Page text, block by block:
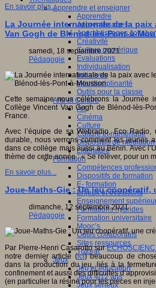
Apprendre et enseigner
Apprendre
Apprentissages
Apprentissages
Créativité
Culture numérique
Evaluations
Individualisation
Initiatives
Interdisciplinarité
Outils pour la classe
Arts et Culture
Art
Cinéma
Culture
Culture et numérique
Dispositifs de médiation
Littérature
Formation
Compétences
Dispositifs de formation
E- formation
Enjeux et évolutions
Enseignement
Formations hybrides
Formation universitaire
Mooc’s
Outils collaboratifs
Sites ressources
Tutorat
Jeux
Jeu et éducation
Jeux 4/12 ans
Jeux sérieux
En savoir plus...
La Journée internationale de la paix
Van Gogh de Blénod-lès-Pont-à-
samedi, 18 septembre 2021
Pédagogie
Cette semaine nous célébrons la Journée
Collège Vincent Van Gogh de Blénod-lès-
France.
Avec l’équipe de sa Webradio, Eco
durable, nous verrons comment les jeunes
dans ce collège mais aussi au Bénin. Avec
thème de cette année : « Se relever, pour un
En savoir plus...
Joue-Maths-Gie : Un jeu coopératif,
dimanche, 12 septembre 2021
Pédagogie
Par Pierre-Henri Casarotto sur
notre dernier article (ici) beaucoup de
dans la production du jeu, liés à la
confinement et aussi des difficultés
(en particulier la résine pour les pièces en